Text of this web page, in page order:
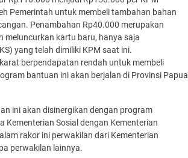
Pemerintah untuk membeli tambahan bahan
Penambahan Rp40.000 merupakan
meluncurkan kartu baru, hanya saja
yang telah dimiliki KPM saat ini.
berpendapatan rendah untuk membeli
bantuan ini akan berjalan di Provinsi Papua
ini akan disinergikan dengan program
Sosial dengan Kementerian
rakor ini perwakilan dari Kementerian
perwakilan lainnya.